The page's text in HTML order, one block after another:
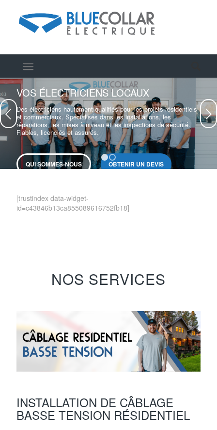
VOS ÉLECTRICIENS LOCAUX
Des électriciens hautement qualifiés pour les projets résidentiels
et commerciaux. Spécialisés dans les installations, les
réparations, les mises à niveau et les inspections de sécurité.
Fiables, licenciés et assurés.
QUI SOMMES-NOUS OBTENIR UN DEVIS
Suivant
1 2
[trustindex data-widget-
id=c43846b13ca855089616752fb18]
NOS SERVICES
INSTALLATION DE CÂBLAGE
BASSE TENSION RÉSIDENTIEL